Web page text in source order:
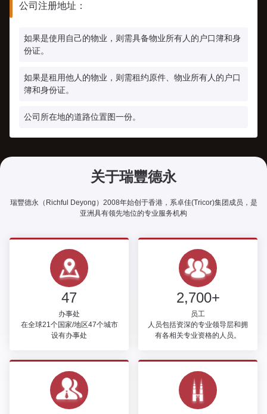
公司注册地址：
如果是使用自己的物业，则需具备物业所有人的户口簿和身
份证。
如果是租用他人的物业，则需租约原件、物业所有人的户口
簿和身份证。
公司所在地的道路位置图一份。
关于瑞豐德永
瑞豐德永（Richful Deyong）2008年始创于香港，系卓佳(Tricor)集团成员，是
亚洲具有领先地位的专业服务机构
47
办事处
在全球21个国家/地区47个城市
设有办事处
2,700+
员工
人员包括资深的专业领导层和拥
有各相关专业资格的人员。